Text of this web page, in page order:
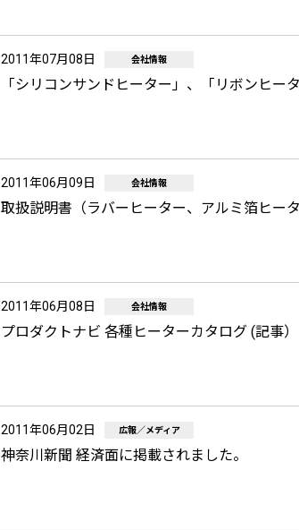
2011年07月08日 会社情報
「シリコンサンドヒーター」、「リボンヒー
2011年06月09日 会社情報
取扱説明書（ラバーヒーター、アルミ箔ヒー
2011年06月08日 会社情報
プロダクトナビ 各種ヒーターカタログ (記事）
2011年06月02日 広報／メディア
神奈川新聞 経済面に掲載されました。